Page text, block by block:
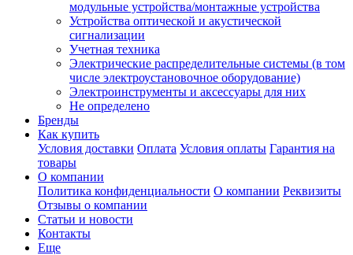
модульные устройства/монтажные устройства
Устройства оптической и акустической
сигнализации
Учетная техника
Электрические распределительные системы (в том
числе электроустановочное оборудование)
Электроинструменты и аксессуары для них
Не определено
Бренды
Как купить
Условия доставки Оплата Условия оплаты Гарантия на
товары
О компании
Политика конфиденциальности О компании Реквизиты
Отзывы о компании
Статьи и новости
Контакты
Еще